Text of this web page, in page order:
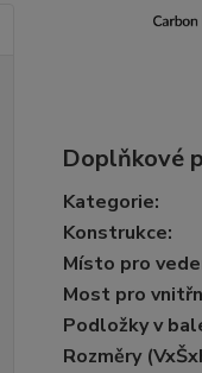
Doplňkové
Kategorie:
Konstrukce:
Místo pro
Most pro
Podložky v
Rozměry